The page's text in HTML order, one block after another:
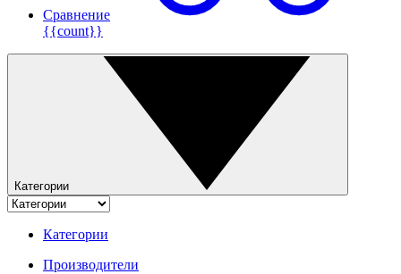
Сравнение
{{count}}
Категории
Категории
Производители